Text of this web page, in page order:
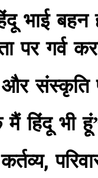
भाई बहन
पर गर्व
संस्कृति
हिंदू भी